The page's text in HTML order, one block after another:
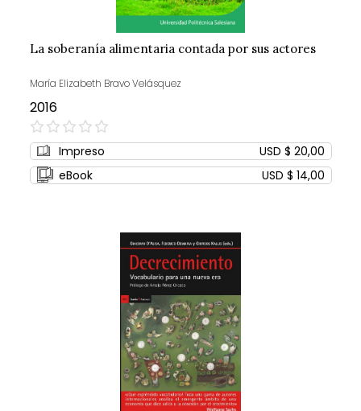
La soberanía alimentaria contada por sus actores
María Elizabeth Bravo Velásquez
2016
0%
Impreso
USD $ 20,00
eBook
USD $ 14,00